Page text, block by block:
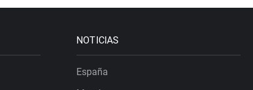
NOTICIAS
España